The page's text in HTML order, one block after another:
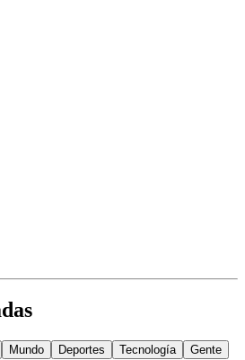
Mundo Deportes Tecnología Gente